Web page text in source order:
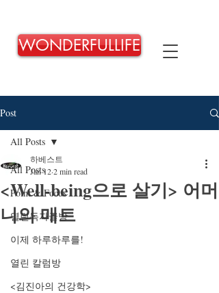
WONDERFULLIFE
Post
All Posts
Point & Focus
열린독자글방
이제 하루하루를!
열린 칼럼방
<김진아의 건강학>
All Posts
<Well-being으로 살기> 어머
니의 매트
하베스트
Jan 122 min read